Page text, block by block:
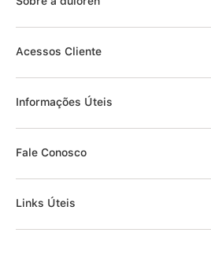
Acessos Cliente
Informações Úteis
Fale Conosco
Links Úteis